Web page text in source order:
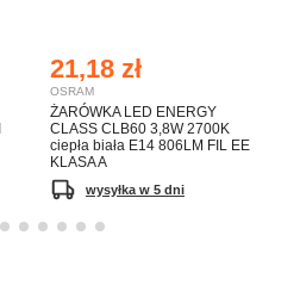
21,18 zł
OSRAM
ŻARÓWKA LED ENERGY
CLASS CLB60 3,8W 2700K
ciepła biała E14 806LM FIL EE
KLASA A
wysyłka w 5 dni